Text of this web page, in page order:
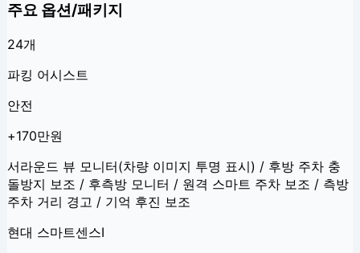
주요 옵션/패키지
24개
파킹 어시스트
안전
+170만원
서라운드 뷰 모니터(차량 이미지 투명 표시) / 후방 주차 충
돌방지 보조 / 후측방 모니터 / 원격 스마트 주차 보조 / 측방
주차 거리 경고 / 기억 후진 보조
현대 스마트센스Ⅰ